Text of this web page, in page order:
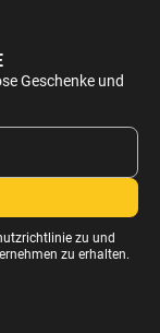
Geschenke und
zu und
zu erhalten.